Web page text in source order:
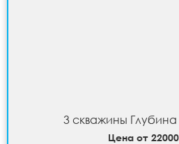
3 скважины
Цена от